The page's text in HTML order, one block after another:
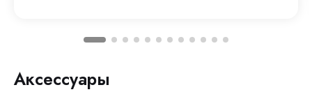
Аксессуары